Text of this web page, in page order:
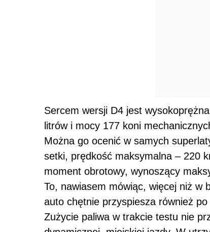
Sercem wersji D4 jest
litrów i mocy 177 koni
Można go ocenić w samych
setki, prędkość maksymalna – 220
moment obrotowy, wynoszący
To, nawiasem mówiąc, więcej niż w
auto chętnie przyspiesza również
Zużycie paliwa w trakcie testu nie